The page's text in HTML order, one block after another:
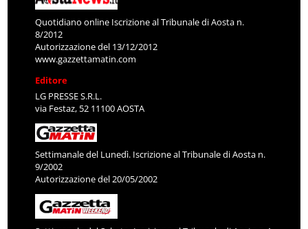
Quotidiano online Iscrizione al Tribunale di Aosta n.
8/2012
Autorizzazione del 13/12/2012
www.gazzettamatin.com
Editore
LG PRESSE S.R.L.
via Festaz, 52 11100 AOSTA
Settimanale del Lunedì. Iscrizione al Tribunale di Aosta n.
9/2002
Autorizzazione del 20/05/2002